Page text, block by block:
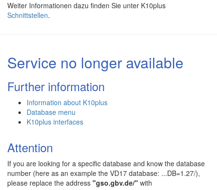
Weiter Informationen dazu finden Sie unter K10plus
Schnittstellen.
Service no longer available
Further information
Information about K10plus
Database menu
K10plus interfaces
Attention
If you are looking for a specific database and know the database
number (here as an example the VD17 database: ...DB=1.27/),
please replace the address "gso.gbv.de/" with